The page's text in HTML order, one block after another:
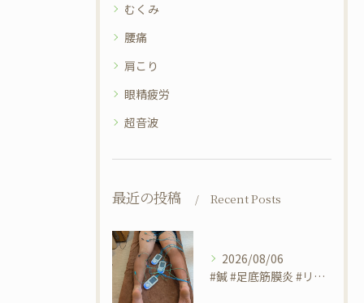
むくみ
腰痛
肩こり
眼精疲労
超音波
最近の投稿 Recent Posts
2026/08/06
#鍼 #足底筋膜炎 #リラクゼーションサロンsheep #筋...